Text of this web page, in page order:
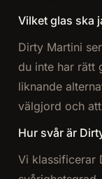
Vilket glas ska
Dirty Martini
du inte har rätt
liknande
välgjord och
Hur svår är
Vi klassificerar